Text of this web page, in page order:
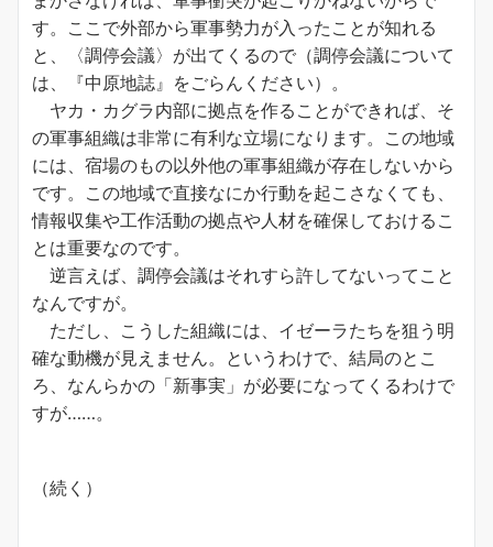
す。ここで外部から軍事勢力が入ったことが知れる
と、〈調停会議〉が出てくるので（調停会議について
は、『中原地誌』をごらんください）。
ヤカ・カグラ内部に拠点を作ることができれば、そ
の軍事組織は非常に有利な立場になります。この地域
には、宿場のもの以外他の軍事組織が存在しないから
です。この地域で直接なにか行動を起こさなくても、
情報収集や工作活動の拠点や人材を確保しておけるこ
とは重要なのです。
逆言えば、調停会議はそれすら許してないってこと
なんですが。
ただし、こうした組織には、イゼーラたちを狙う明
確な動機が見えません。というわけで、結局のとこ
ろ、なんらかの「新事実」が必要になってくるわけで
すが……。
（続く）